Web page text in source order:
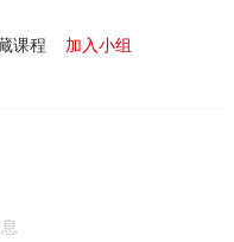
课程
加入小组